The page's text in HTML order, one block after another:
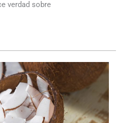
verdad sobre